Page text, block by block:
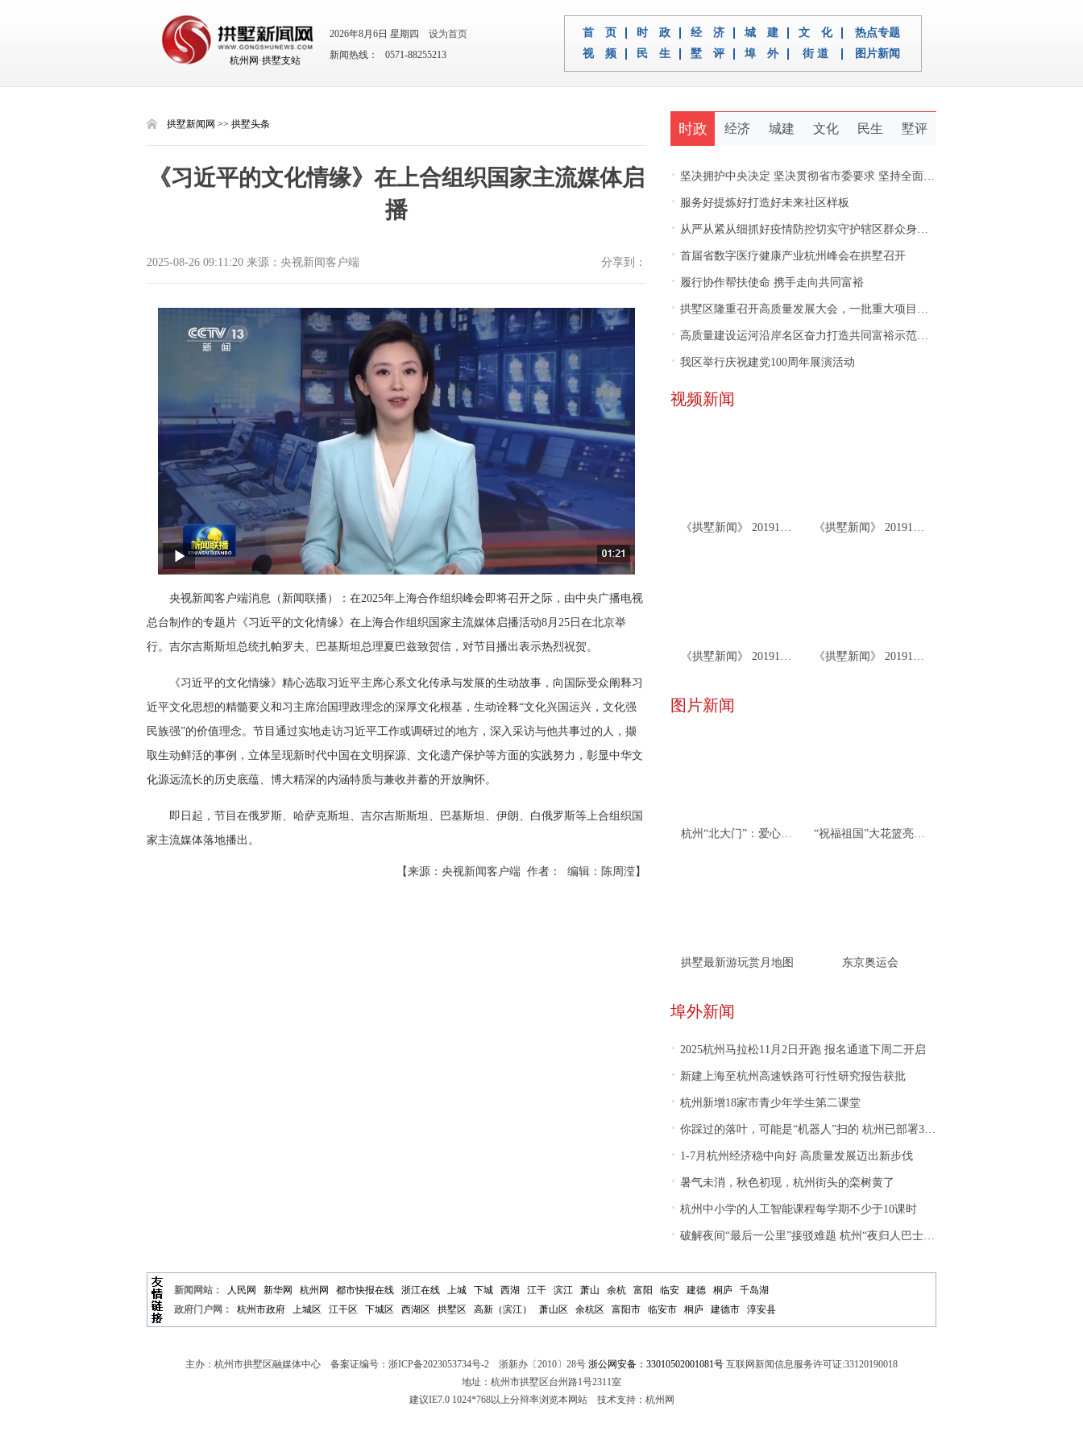
杭州网·拱墅支站
2026年8月6日 星期四
设为首页
新闻热线： 0571-88255213
首 页 时 政 经 济 城 建 文 化
热点专题
视 频
民 生 墅 评 埠 外 街 道 图片新闻
拱墅新闻网 >> 拱墅头条
《习近平的文化情缘》在上合组织国家主流媒体启
播
2025-08-26 09:11:20 来源：央视新闻客户端 分享到：
央视新闻客户端消息（新闻联播）：在2025年上海合作组织峰会即将召开之际，由中央广播电视
总台制作的专题片《习近平的文化情缘》在上海合作组织国家主流媒体启播活动8月25日在北京举
行。吉尔吉斯斯坦总统扎帕罗夫、巴基斯坦总理夏巴兹致贺信，对节目播出表示热烈祝贺。
《习近平的文化情缘》精心选取习近平主席心系文化传承与发展的生动故事，向国际受众阐释习
近平文化思想的精髓要义和习主席治国理政理念的深厚文化根基，生动诠释“文化兴国运兴，文化强
民族强”的价值理念。节目通过实地走访习近平工作或调研过的地方，深入采访与他共事过的人，撷
取生动鲜活的事例，立体呈现新时代中国在文明探源、文化遗产保护等方面的实践努力，彰显中华文
化源远流长的历史底蕴、博大精深的内涵特质与兼收并蓄的开放胸怀。
即日起，节目在俄罗斯、哈萨克斯坦、吉尔吉斯斯坦、巴基斯坦、伊朗、白俄罗斯等上合组织国
家主流媒体落地播出。
【来源：央视新闻客户端 作者： 编辑：陈周滢】
时政 经济 城建 文化 民生 墅评
· 坚决拥护中央决定 坚决贯彻省市委要求 坚持全面从严治党推动新拱墅经济社会又好又快发展
· 服务好提炼好打造好未来社区样板
· 从严从紧从细抓好疫情防控切实守护辖区群众身体健康
· 首届省数字医疗健康产业杭州峰会在拱墅召开
· 履行协作帮扶使命 携手走向共同富裕
· 拱墅区隆重召开高质量发展大会，一批重大项目开工签约
· 高质量建设运河沿岸名区奋力打造共同富裕示范区拱墅样本
· 我区举行庆祝建党100周年展演活动
视频新闻
《拱墅新闻》 20191126 《拱墅新闻》 20191122
《拱墅新闻》 20191119 《拱墅新闻》 20191115
图片新闻
杭州“北大门”：爱心接力 携手同行 “祝福祖国”大花篮亮相天安门广场
拱墅最新游玩赏月地图 东京奥运会
埠外新闻
· ​2025杭州马拉松11月2日开跑 报名通道下周二开启
· 新建上海至杭州高速铁路可行性研究报告获批
· 杭州新增18家市青少年学生第二课堂
· 你踩过的落叶，可能是“机器人”扫的 杭州已部署30辆智慧环卫车
· 1-7月杭州经济稳中向好 高质量发展迈出新步伐
· 暑气未消，秋色初现，杭州街头的栾树黄了
· 杭州中小学的人工智能课程每学期不少于10课时
· 破解夜间“最后一公里”接驳难题 杭州“夜归人巴士”上线
新闻网站： 人民网 新华网 杭州网 都市快报在线 浙江在线 上城 下城 西湖 江干 滨江 萧山 余杭 富阳 临安 建德 桐庐
千岛湖
政府门户网：
杭州市政府 上城区 江干区 下城区 西湖区 拱墅区 高新（滨江） 萧山区 余杭区 富阳市 临安市 桐庐 建德市 淳安县
主办：杭州市拱墅区融媒体中心 备案证编号： 浙ICP备2023053734号-2 浙新办〔2010〕28号 浙公网安备：33010502001081号 互联网新闻信息服务许可证:33120190018
地址：杭州市拱墅区台州路1号2311室
建议IE7.0 1024*768以上分辩率浏览本网站 技术支持：杭州网